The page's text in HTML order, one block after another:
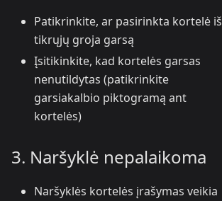
Patikrinkite, ar pasirinkta kortelė iš
tikrųjų groja garsą
Įsitikinkite, kad kortelės garsas
nenutildytas (patikrinkite
garsiakalbio piktogramą ant
kortelės)
3. Naršyklė nepalaikoma
Naršyklės kortelės įrašymas veikia